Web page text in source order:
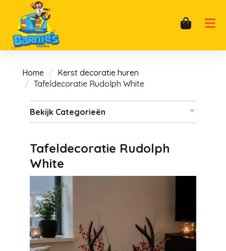
Home
Kerst decoratie huren
Tafeldecoratie Rudolph White
Bekijk Categorieën
Tafeldecoratie Rudolph
White